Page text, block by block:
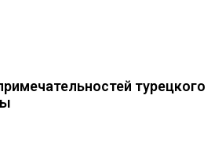
турецкого